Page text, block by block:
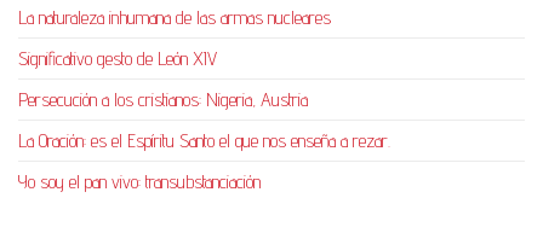
La naturaleza inhumana de las armas nucleares
Significativo gesto de León XIV
Persecución a los cristianos: Nigeria, Austria
La Oración: es el Espíritu Santo el que nos enseña a rezar.
Yo soy el pan vivo: transubstanciación